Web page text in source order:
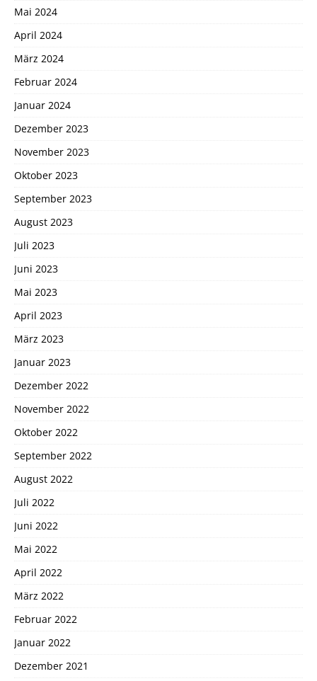
Mai 2024
April 2024
März 2024
Februar 2024
Januar 2024
Dezember 2023
November 2023
Oktober 2023
September 2023
August 2023
Juli 2023
Juni 2023
Mai 2023
April 2023
März 2023
Januar 2023
Dezember 2022
November 2022
Oktober 2022
September 2022
August 2022
Juli 2022
Juni 2022
Mai 2022
April 2022
März 2022
Februar 2022
Januar 2022
Dezember 2021